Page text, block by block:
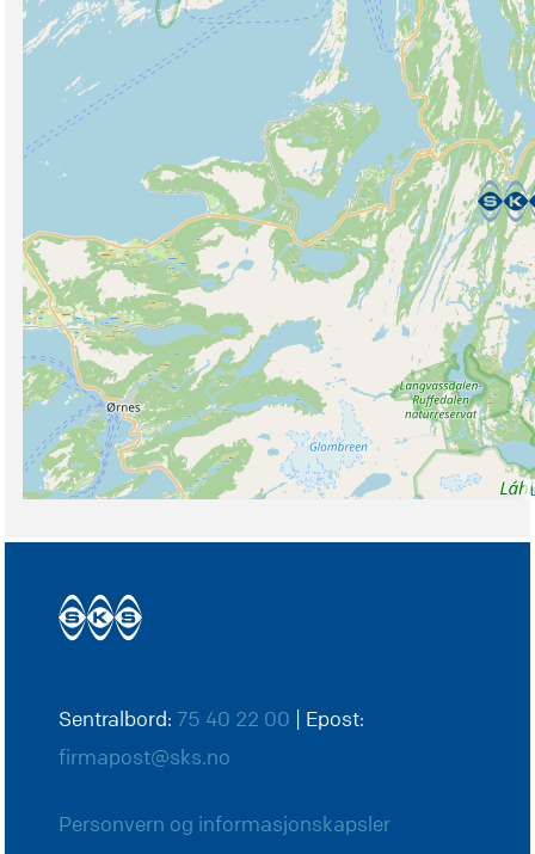
Sentralbord: 75 40 22 00 | Epost:
firmapost@sks.no
Personvern og informasjonskapsler